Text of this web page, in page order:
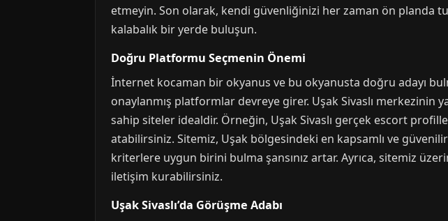
etmeyin. Son olarak, kendi güvenliğinizi her zaman ön planda
kalabalık bir yerde buluşun.
Doğru Platformu Seçmenin Önemi
İnternet kocaman bir okyanus ve bu okyanusta doğru adayı
onaylanmış platformlar devreye girer. Uşak Sivaslı merkezinin
sahip siteler idealdir. Örneğin, Uşak Sivaslı gerçek escort
atabilirsiniz. Sitemiz, Uşak bölgesindeki en kapsamlı ve
kriterlere uygun birini bulma şansınız artar. Ayrıca, sitemiz
iletişim kurabilirsiniz.
Uşak Sivaslı’da Görüşme Adabı